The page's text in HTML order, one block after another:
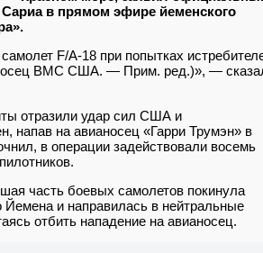
в прямом эфире йеменского
F/A-18 при попытках
ВМС США. — Прим. ред.)», —
отразили удар сил США и
напав на авианосец «Гарри Трумэн» в
в операции задействовали восемь
часть боевых самолетов покинула
Йемена и направилась в нейтральные
отбить нападение на авианосец.